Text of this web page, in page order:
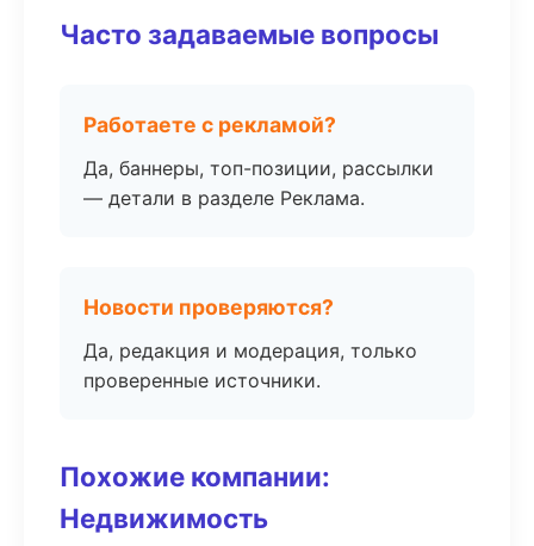
Часто задаваемые вопросы
Работаете с рекламой?
Да, баннеры, топ-позиции, рассылки
— детали в разделе Реклама.
Новости проверяются?
Да, редакция и модерация, только
проверенные источники.
Похожие компании:
Недвижимость